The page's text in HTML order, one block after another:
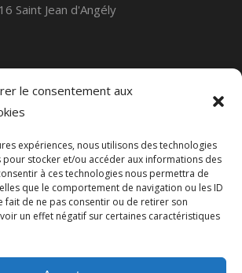
le consentement aux
expériences, nous utilisons des technologies
pour stocker et/ou accéder aux informations des
à ces technologies nous permettra de
que le comportement de navigation ou les ID
fait de ne pas consentir ou de retirer son
un effet négatif sur certaines caractéristiques
Saint Jean d'Angély